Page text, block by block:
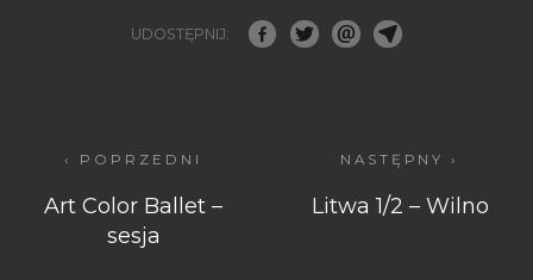
UDOSTĘPNIJ:
‹ POPRZEDNI
Art Color Ballet –
sesja
NASTĘPNY ›
Litwa 1/2 – Wilno